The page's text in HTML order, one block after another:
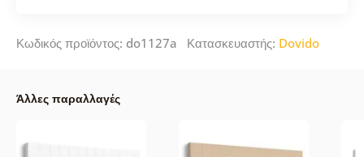
Κωδικός προϊόντος: do1127a Κατασκευαστής: Dovido
Άλλες παραλλαγές